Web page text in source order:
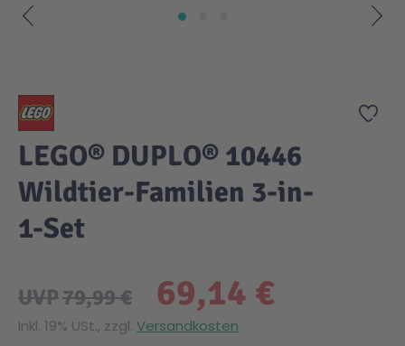
Zur
LEGO® DUPLO® 10446
Wildtier-Familien 3-in-
1-Set
69,14 €
UVP79,99 €
Inkl. 19% USt., zzgl. Versandkosten